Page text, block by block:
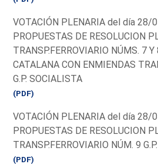
VOTACIÓN PLENARIA del día 28/
PROPUESTAS DE RESOLUCION
TRANSP.FERROVIARIO NÚMS. 7 Y
CATALANA CON ENMIENDAS
G.P. SOCIALISTA
(PDF)
VOTACIÓN PLENARIA del día 28/
PROPUESTAS DE RESOLUCION
TRANSP.FERROVIARIO NÚM. 9
(PDF)